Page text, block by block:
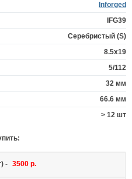
Inforged
IFG39
Серебристый (S)
8.5x19
5/112
32 мм
66.6 мм
> 12 шт
- 3500 р.